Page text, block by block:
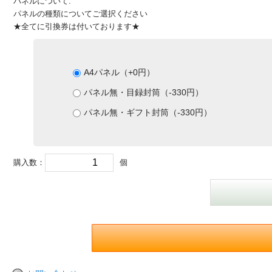
パネルの種類についてご選択ください
★全てに引換券は付いております★
A4パネル（+0円）
パネル無・目録封筒（-330円）
パネル無・ギフト封筒（-330円）
購入数： 個